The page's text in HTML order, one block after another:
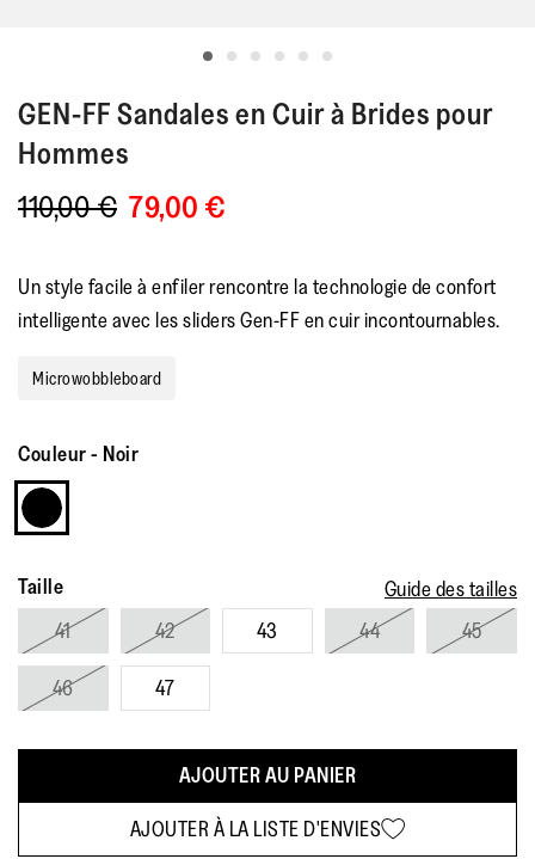
GEN-FFSandales en Cuir à Brides pour
Hommes
110,00 € 79,00 €
Un style facile à enfiler rencontre la technologie de confort
intelligente avec les sliders Gen-FF en cuir incontournables.
Microwobbleboard
Couleur- Noir
Taille
Guide des tailles
41
42 43 44 45
46 47
AJOUTER AU PANIER
AJOUTER À LA LISTE D'ENVIES